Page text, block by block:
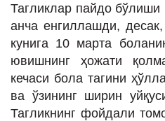
Таҳлил
Саломатлик
Бу қизиқ
Реклама
Тагликлар пайдо
анча енгиллашди,
кунига 10 марта
ювишнинг ҳожати
кечаси бола тагини
ва ўзининг ширин
Тагликнинг фойдали